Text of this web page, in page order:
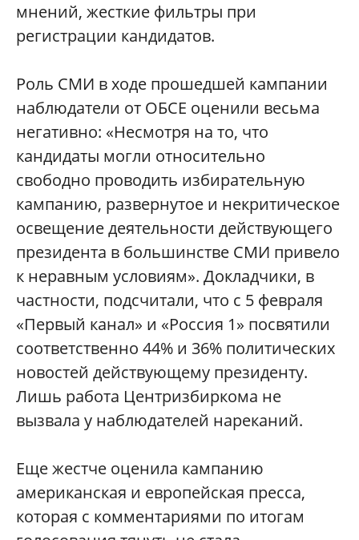
мнений, жесткие фильтры при
регистрации кандидатов.
Роль СМИ в ходе прошедшей кампании
наблюдатели от ОБСЕ оценили весьма
негативно: «Несмотря на то, что
кандидаты могли относительно
свободно проводить избирательную
кампанию, развернутое и некритическое
освещение деятельности действующего
президента в большинстве СМИ привело
к неравным условиям». Докладчики, в
частности, подсчитали, что с 5 февраля
«Первый канал» и «Россия 1» посвятили
соответственно 44% и 36% политических
новостей действующему президенту.
Лишь работа Центризбиркома не
вызвала у наблюдателей нареканий.
Еще жестче оценила кампанию
американская и европейская пресса,
которая с комментариями по итогам